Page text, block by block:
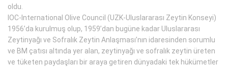
oldu.
IOC-International Olive Council (UZK-Uluslararası Zeytin Konseyi)
1956’da kurulmuş olup, 1959’dan bugüne kadar Uluslararası
Zeytinyağı ve Sofralık Zeytin Anlaşması’nın idaresinden sorumlu
ve BM çatısı altında yer alan, zeytinyağı ve sofralık zeytin üreten
ve tüketen paydaşları bir araya getiren dünyadaki tek hükümetler